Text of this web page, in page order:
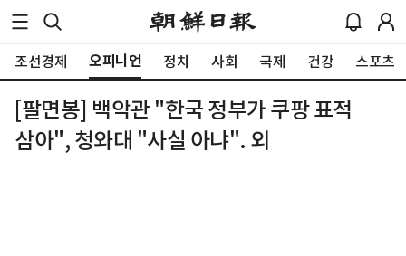
조선경제 오피니언 정치 사회 국제 건강 스포츠
[팔면봉] 백악관 "한국 정부가 쿠팡 표적
삼아", 청와대 "사실 아냐". 외